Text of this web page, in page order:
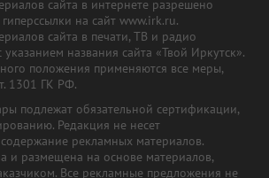
сайта в интернете разрешено
на сайт www.irk.ru.
сайта в печати, ТВ и радио
названия сайта «Твой Иркутск».
положения применяются все меры,
1301 ГК РФ.
подлежат обязательной сертификации,
Редакция не несет
содержание рекламных материалов.
и размещена на основе материалов,
Все рекламные предложения не